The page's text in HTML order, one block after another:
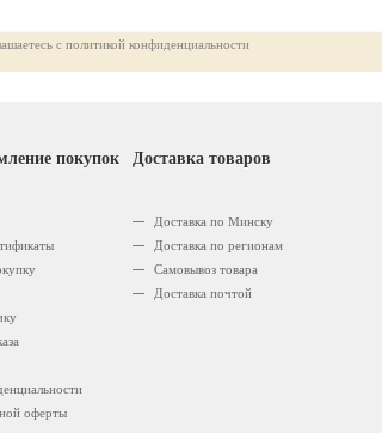
с политикой конфиденциальности
покупок
оферты
Доставка товаров
Доставка по Минску
Доставка по регионам
Самовывоз товара
Доставка почтой